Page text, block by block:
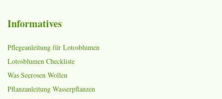
Informatives
Pflegeanleitung für Lotosblumen
Lotosblumen Checkliste
Was Seerosen Wollen
Pflanzanleitung Wasserpflanzen